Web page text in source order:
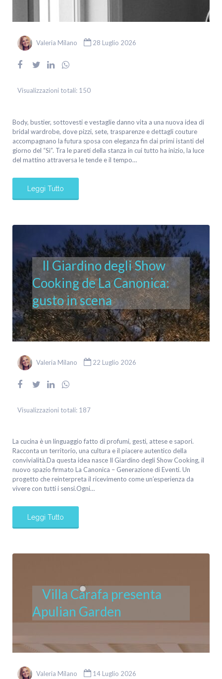
Valeria Milano 28 Luglio 2026
Visualizzazioni totali: 150
Body, bustier, sottovesti e vestaglie danno vita a una nuova idea di
bridal wardrobe, dove pizzi, sete, trasparenze e dettagli couture
accompagnano la futura sposa con eleganza fin dai primi istanti del
giorno del “Sì”. Tra le pareti della stanza in cui tutto ha inizio, la luce
del mattino attraversa le tende e il tempo…
Leggi Tutto
Il Giardino degli Show
Cooking de La Canonica:
gusto in scena
Valeria Milano 22 Luglio 2026
Visualizzazioni totali: 187
La cucina è un linguaggio fatto di profumi, gesti, attese e sapori.
Racconta un territorio, una cultura e il piacere autentico della
convivialità.Da questa idea nasce Il Giardino degli Show Cooking, il
nuovo spazio firmato La Canonica – Generazione di Eventi. Un
progetto che reinterpreta il ricevimento come un’esperienza da
vivere con tutti i sensi.Ogni…
Leggi Tutto
Villa Carafa presenta
Apulian Garden
Valeria Milano 14 Luglio 2026